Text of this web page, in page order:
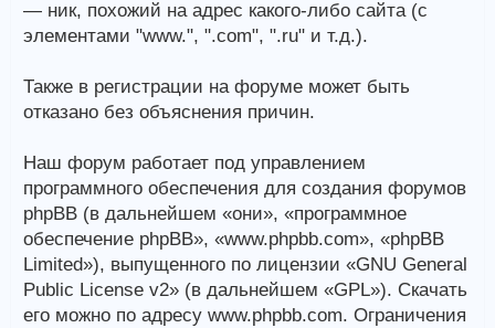
— ник, похожий на адрес какого-либо сайта (с
элементами "www.", ".com", ".ru" и т.д.).
Также в регистрации на форуме может быть
отказано без объяснения причин.
Наш форум работает под управлением
программного обеспечения для создания форумов
phpBB (в дальнейшем «они», «программное
обеспечение phpBB», «www.phpbb.com», «phpBB
Limited»), выпущенного по лицензии «GNU General
Public License v2» (в дальнейшем «GPL»). Скачать
его можно по адресу www.phpbb.com. Ограничения